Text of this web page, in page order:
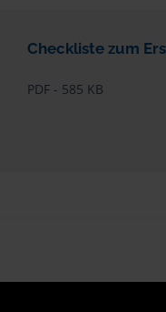
Checkliste zum
PDF - 585 KB